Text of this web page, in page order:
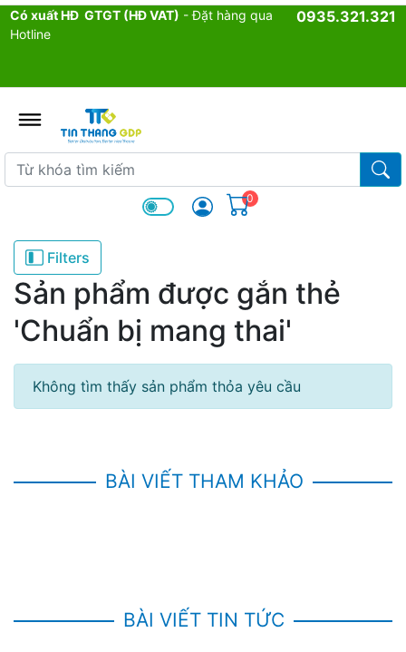
Có xuất HĐ GTGT (HĐ VAT) - Đặt hàng qua
Hotline
0935.321.321
Từ khóa tìm kiếm
Từ
0
Filters
Sản phẩm được gắn thẻ
'Chuẩn bị mang thai'
Không tìm thấy sản phẩm thỏa yêu cầu
BÀI VIẾT THAM KHẢO
BÀI VIẾT TIN TỨC